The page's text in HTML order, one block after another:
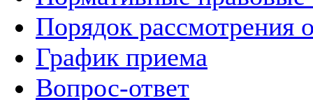
Порядок рассмотрения
График приема
Вопрос-ответ